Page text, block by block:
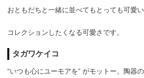
おともだちと一緒に並べてもとっても可愛い
コレクションしたくなる可愛さです。
タガワケイコ
“いつも心にユーモアを” がモットー。陶器